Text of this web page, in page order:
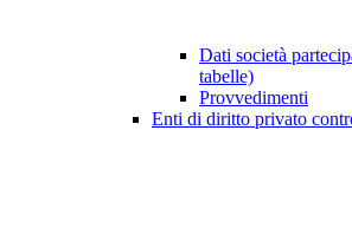
Dati società
tabelle)
Provvedimenti
Enti di diritto privato